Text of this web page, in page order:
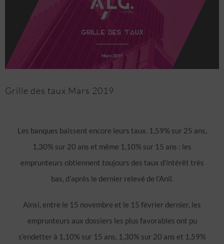
agrandie
Grille des taux Mars 2019
Les banques baissent encore leurs taux. 1,59% sur 25 ans,
1,30% sur 20 ans et même 1,10% sur 15 ans : les
emprunteurs obtiennent toujours des taux d’intérêt très
bas, d’après le dernier relevé de l’Anil.
Ainsi, entre le 15 novembre et le 15 février dernier, les
emprunteurs aux dossiers les plus favorables ont pu
s’endetter à 1,10% sur 15 ans, 1,30% sur 20 ans et 1,59%